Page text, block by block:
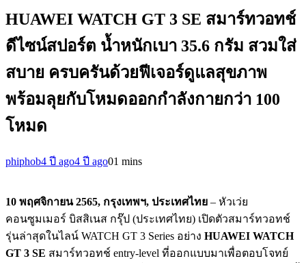
HUAWEI WATCH GT 3 SE สมาร์ทวอทช์
ดีไซน์สปอร์ต น้ำหนักเบา 35.6 กรัม สวมใส่
สบาย ครบครันด้วยฟีเจอร์ดูแลสุขภาพ
พร้อมลุยกับโหมดออกกำลังกายกว่า 100
โหมด
phiphob4 ปี ago4 ปี ago01 mins
10 พฤศจิกายน2565, กรุงเทพฯ, ประเทศไทย – หัวเว่ย
คอนซูมเมอร์ บิสสิเนส กรุ๊ป (ประเทศไทย) เปิดตัวสมาร์ทวอทช์
รุ่นล่าสุดในไลน์ WATCH GT 3 Series อย่าง HUAWEI WATCH
GT 3 SE สมาร์ทวอทช์ entry-level ที่ออกแบบมาเพื่อตอบโจทย์